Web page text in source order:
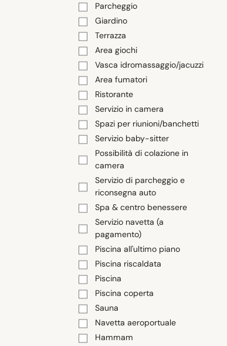
Parcheggio
Giardino
Terrazza
Area giochi
Vasca idromassaggio/jacuzzi
Area fumatori
Ristorante
Servizio in camera
Spazi per riunioni/banchetti
Servizio baby-sitter
Possibilità di colazione in
camera
Servizio di parcheggio e
riconsegna auto
Spa & centro benessere
Servizio navetta (a
pagamento)
Piscina all'ultimo piano
Piscina riscaldata
Piscina
Piscina coperta
Sauna
Navetta aeroportuale
Hammam